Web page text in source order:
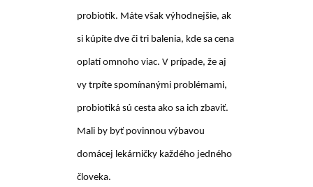
probiotík. Máte však výhodnejšie, ak
si kúpite dve či tri balenia, kde sa cena
oplatí omnoho viac. V prípade, že aj
vy trpíte spomínanými problémami,
probiotiká sú cesta ako sa ich zbaviť.
Mali by byť povinnou výbavou
domácej lekárničky každého jedného
človeka.